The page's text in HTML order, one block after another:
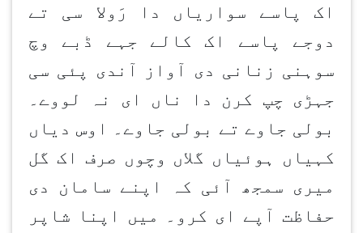
اک پاسے سواریاں دا رَولا سی تے
دوجے پاسے اک کالے جہے ڈبے وچ
سوہنی زنانی دی آواز آندی پئی سی
جہڑی چپ کرن دا ناں ای نہ لووے۔
بولی جاوے تے بولی جاوے۔ اوس دیاں
کہیاں ہوئیاں گلاں وچوں صرف اک گل
میری سمجھ آئی کہ اپنے سامان دی
حفاظت آپے ای کرو۔ میں اپنا شاپر